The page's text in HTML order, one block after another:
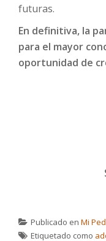
futuras.
En definitiva, la
para el mayor
oportunidad de
Publicado en Mi
Etiquetado como